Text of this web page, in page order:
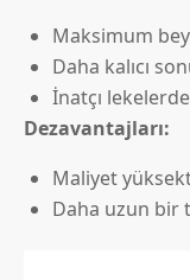
Maksimum
Daha kalıcı
İnatçı
Dezavantajları:
Maliyet
Daha uzun bir